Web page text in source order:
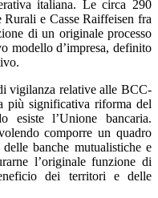
italiana. Le circa 290
e Casse Raiffeisen fra
di un originale processo
modello d’impresa, definito
vigilanza relative alle BCC-
più significativa riforma del
esiste l’Unione bancaria.
comporre un quadro
banche mutualistiche e
l’originale funzione di
dei territori e delle